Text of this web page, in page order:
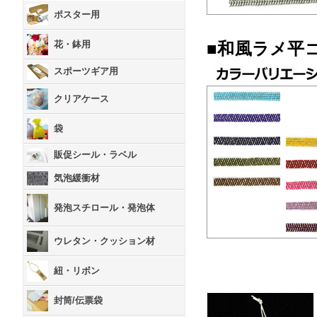
ポスター用
花・鉢用
スポーツギア用
クリアケース
袋
販促シール・ラベル
気泡緩衝材
発泡スチロール・発泡体
ウレタン・クッション材
紐・リボン
封筒/伝票袋
■和風ラメ平